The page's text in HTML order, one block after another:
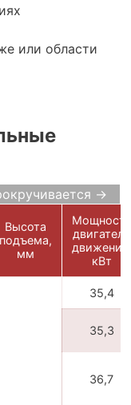
или области
→
Высота
подъема,
мм
Мощность
двигателя
движения,
кВт
35,4
35,3
36,7